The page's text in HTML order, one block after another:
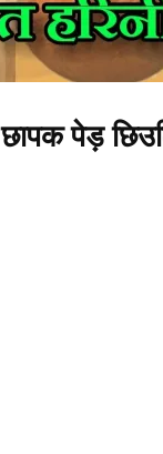
छापक पेड़